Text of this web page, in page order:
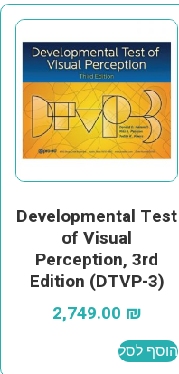
Developmental Test
of Visual
Perception, 3rd
Edition (DTVP-3)
2,749.00 ₪
הוסף לסל